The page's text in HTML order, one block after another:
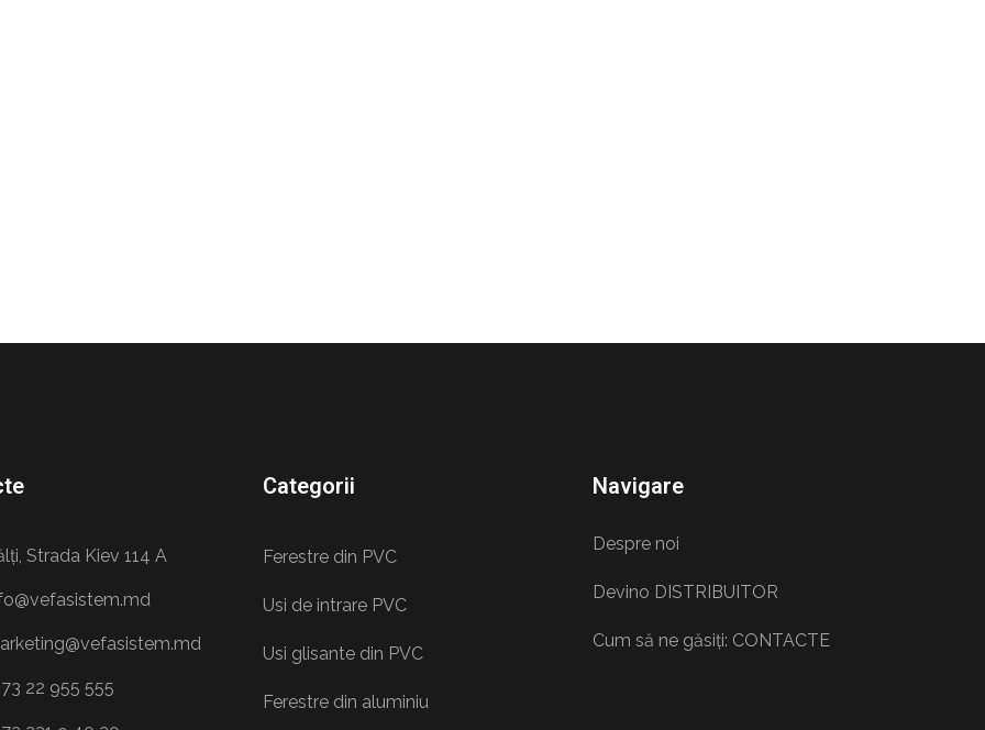
Strada Kiev 114 A
22 955 555
Categorii
Ferestre din PVC
Usi de intrare PVC
Usi glisante din PVC
Ferestre din aluminiu
Navigare
Despre noi
Devino DISTRIBUITOR
Cum să ne găsiți: CONTACTE